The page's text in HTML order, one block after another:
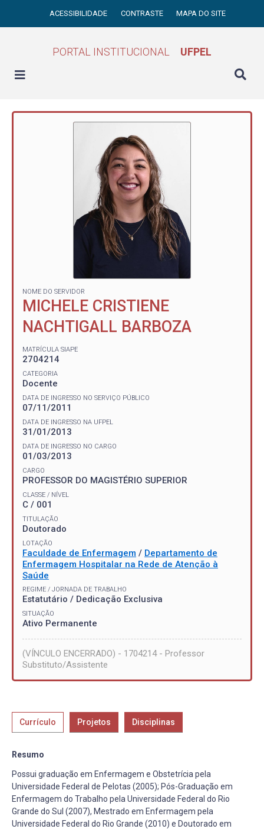
ACESSIBILIDADE CONTRASTE MAPA DO SITE
PORTAL INSTITUCIONAL UFPEL
NOME DO SERVIDOR
MICHELE CRISTIENE
NACHTIGALL BARBOZA
MATRÍCULA SIAPE
2704214
CATEGORIA
Docente
DATA DE INGRESSO NO SERVIÇO PÚBLICO
07/11/2011
DATA DE INGRESSO NA UFPEL
31/01/2013
DATA DE INGRESSO NO CARGO
01/03/2013
CARGO
PROFESSOR DO MAGISTÉRIO SUPERIOR
CLASSE / NÍVEL
C / 001
TITULAÇÃO
Doutorado
LOTAÇÃO
Faculdade de Enfermagem / Departamento de
Enfermagem Hospitalar na Rede de Atenção à
Saúde
REGIME / JORNADA DE TRABALHO
Estatutário / Dedicação Exclusiva
SITUAÇÃO
Ativo Permanente
(VÍNCULO ENCERRADO) - 1704214 - Professor
Substituto/Assistente
Currículo Projetos Disciplinas
Resumo
Possui graduação em Enfermagem e Obstetrícia pela
Universidade Federal de Pelotas (2005); Pós-Graduação em
Enfermagem do Trabalho pela Universidade Federal do Rio
Grande do Sul (2007), Mestrado em Enfermagem pela
Universidade Federal do Rio Grande (2010) e Doutorado em